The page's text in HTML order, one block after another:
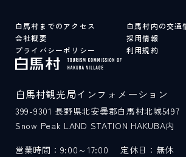
白馬村までのアクセス
白馬村内の交通
会社概要
採用情報
プライバシーポリシー
利用規約
白馬村観光局インフォメーション
399-9301 長野県北安曇郡白馬村北城5497
Snow Peak LAND STATION HAKUBA内
営業時間：9:00～17:00
定休日：無休